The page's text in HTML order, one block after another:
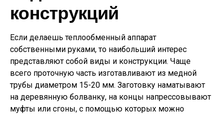
конструкций
Если делаешь теплообменный аппарат
собственными руками, то наибольший интерес
представляют собой виды и конструкции. Чаще
всего проточную часть изготавливают из медной
трубы диаметром 15-20 мм. Заготовку наматывают
на деревянную болванку, на концы напрессовывают
муфты или сгоны, с помощью которых можно